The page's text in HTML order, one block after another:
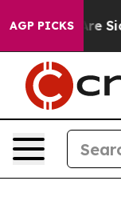
AGP PICKSAre Sick